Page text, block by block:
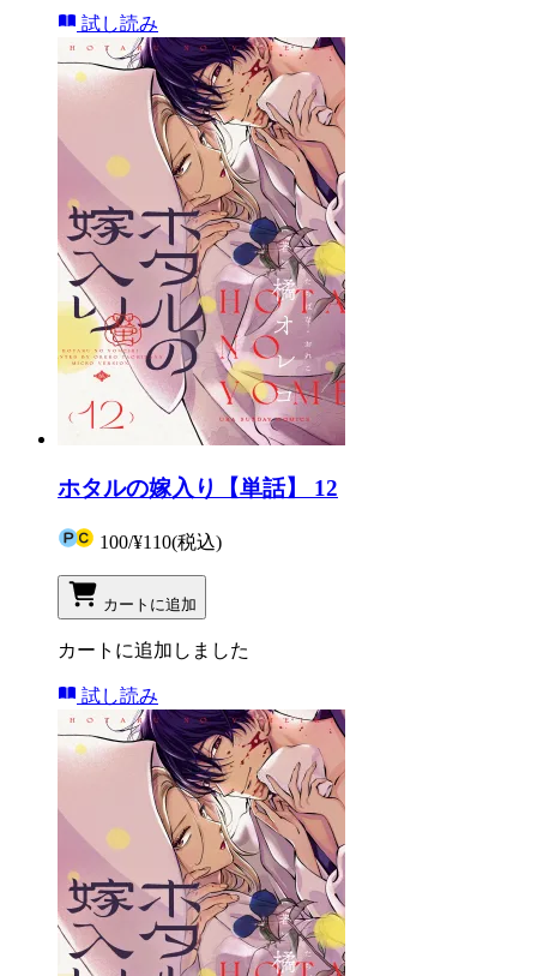
試し読み
ホタルの嫁入り【単話】 12
100/¥110(税込)
カートに追加
カートに追加しました
試し読み